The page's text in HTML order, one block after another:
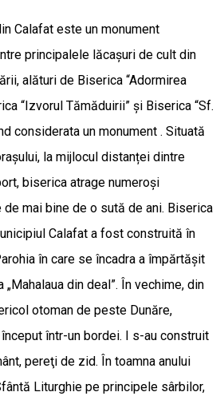
Calafat este un monument
principalele lăcașuri de cult din
alături de Biserica “Adormirea
“Izvorul Tămăduirii” și Biserica “Sf.
considerata un monument . Situată
la mijlocul distanței dintre
biserica atrage numeroși
mai bine de o sută de ani. Biserica
Calafat a fost construită în
în care se încadra a împărtăşit
din deal”. În vechime, din
otoman de peste Dunăre,
într-un bordei. I s-au construit
pereţi de zid. În toamna anului
Liturghie pe principele sârbilor,